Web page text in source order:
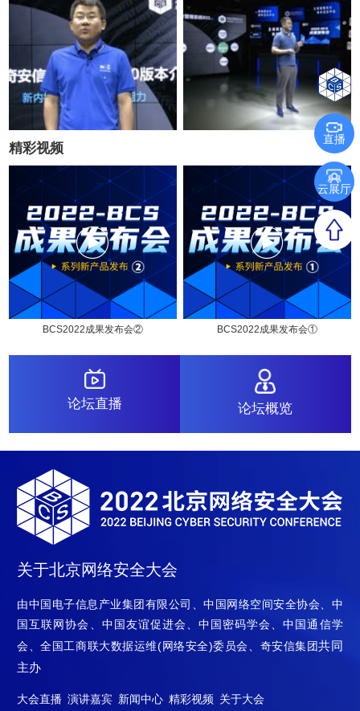
精彩视频
BCS2022成果发布会② BCS2022成果发布会①
论坛直播 论坛概览
关于北京网络安全大会
由中国电子信息产业集团有限公司、中国网络空间安全协会、中
国互联网协会、中国友谊促进会、中国密码学会、中国通信学
会、全国工商联大数据运维(网络安全)委员会、奇安信集团共同
主办
大会直播 演讲嘉宾 新闻中心 精彩视频 关于大会
直播
云展厅